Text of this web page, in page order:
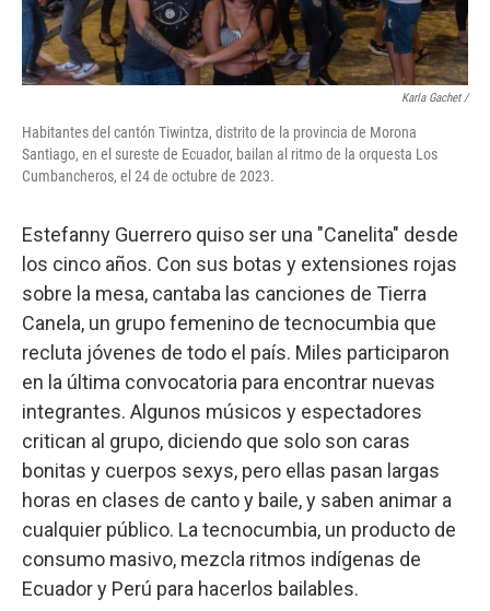
Karla Gachet/
Habitantes del cantón Tiwintza, distrito de la provincia de Morona
Santiago, en el sureste de Ecuador, bailan al ritmo de la orquesta Los
Cumbancheros, el 24 de octubre de 2023.
Estefanny Guerrero quiso ser una "Canelita" desde
los cinco años. Con sus botas y extensiones rojas
sobre la mesa, cantaba las canciones de Tierra
Canela, un grupo femenino de tecnocumbia que
recluta jóvenes de todo el país. Miles participaron
en la última convocatoria para encontrar nuevas
integrantes. Algunos músicos y espectadores
critican al grupo, diciendo que solo son caras
bonitas y cuerpos sexys, pero ellas pasan largas
horas en clases de canto y baile, y saben animar a
cualquier público. La tecnocumbia, un producto de
consumo masivo, mezcla ritmos indígenas de
Ecuador y Perú para hacerlos bailables.